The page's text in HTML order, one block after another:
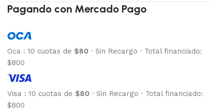
Pagando con Mercado Pago
Oca : 10 cuotas de $80 · Sin Recargo · Total financiado:
$800
Visa : 10 cuotas de $80 · Sin Recargo · Total financiado:
$800